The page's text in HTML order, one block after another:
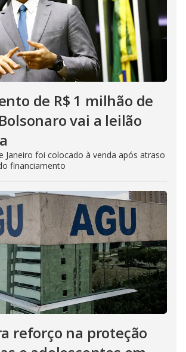
de R$ 1 milhão de
vai a leilão
Janeiro foi colocado à venda após atraso
financiamento
reforço na proteção